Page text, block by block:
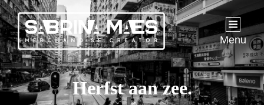
Menu
Herfst aan zee.